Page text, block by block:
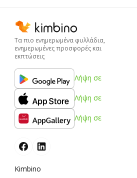
Τα πιο ενημερωμένα φυλλάδια,
ενημερωμένες προσφορές και
εκπτώσεις
Λήψη σε
Λήψη σε
Λήψη σε
Kimbino